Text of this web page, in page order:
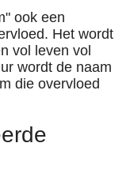
ook een
Het wordt
vol leven vol
wordt de naam
die overvloed